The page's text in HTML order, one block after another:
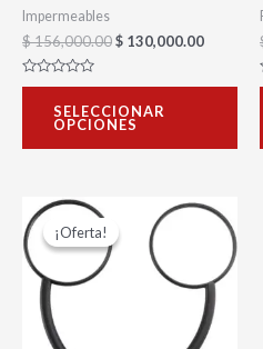
Impermeables
$156,000.00$ 130,000.00
Valorado
SELECCIONAR
OPCIONES
¡Oferta!
¡Oferta!
original
era:
$ 24,000.00.
El
precio
$ 16,000.00.